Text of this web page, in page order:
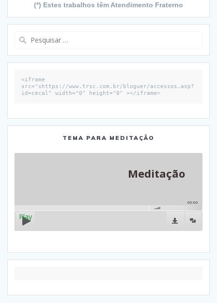
(*) Estes trabalhos têm Atendimento Fraterno
<iframe
src="xhttps://www.trsc.com.br/bloguer/accessos.asp?
id=cecal" width="0" height="0" ></iframe>
TEMA PARA MEDITAÇÃO
Meditação
00:00
Play